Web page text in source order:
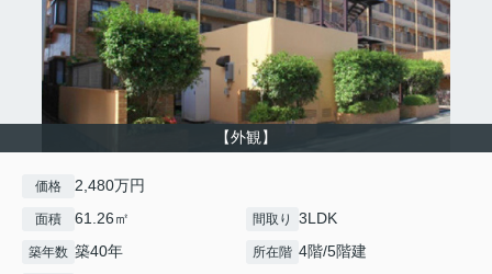
【外観】
価格 2,480万円
面積 61.26㎡ 間取り 3LDK
築年数 築40年 所在階 4階/5階建